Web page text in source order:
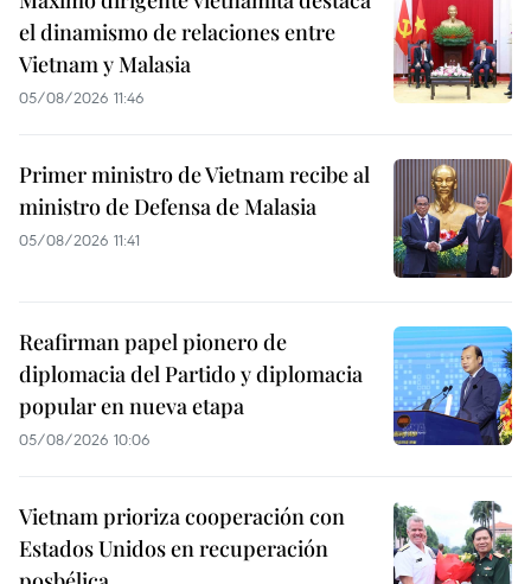
el dinamismo de relaciones entre
Vietnam y Malasia
05/08/2026 11:46
Primer ministro de Vietnam recibe al
ministro de Defensa de Malasia
05/08/2026 11:41
Reafirman papel pionero de
diplomacia del Partido y diplomacia
popular en nueva etapa
05/08/2026 10:06
Vietnam prioriza cooperación con
Estados Unidos en recuperación